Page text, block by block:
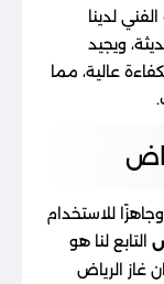
لدينا
ويجيد
عالية، مما
للاستخدام
التابع لنا هو
غاز الرياض